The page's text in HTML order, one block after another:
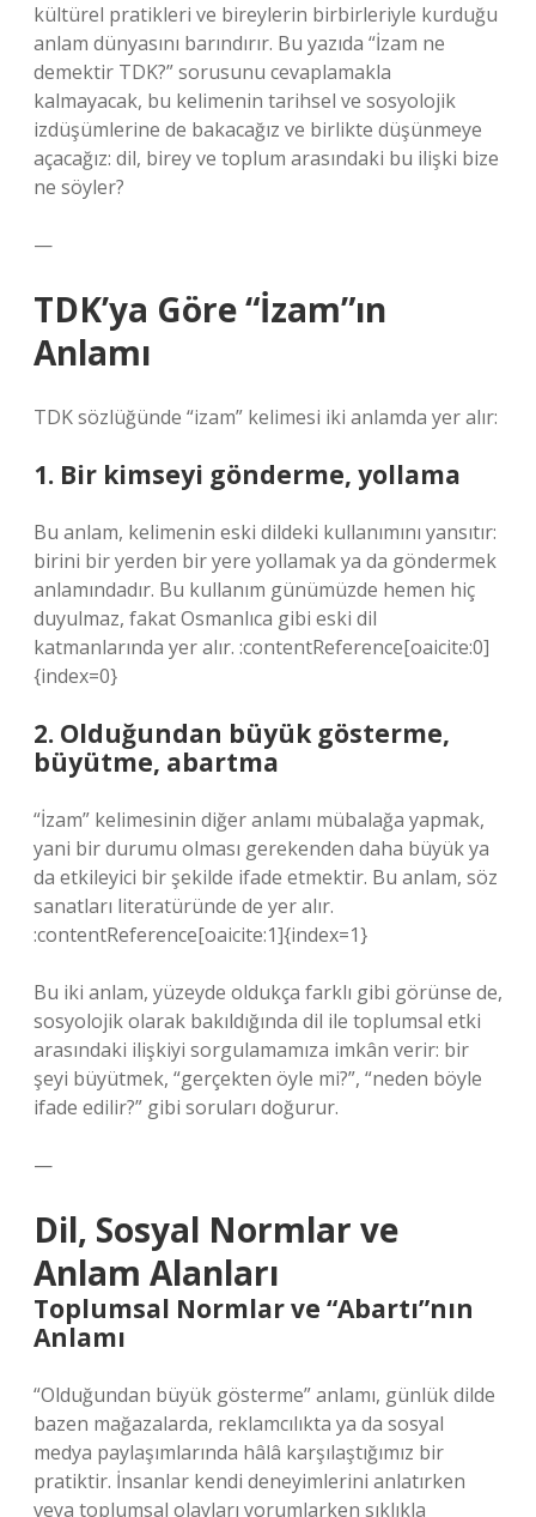
kültürel pratikleri ve bireylerin birbirleriyle kurduğu
anlam dünyasını barındırır. Bu yazıda “İzam ne
demektir TDK?” sorusunu cevaplamakla
kalmayacak, bu kelimenin tarihsel ve sosyolojik
izdüşümlerine de bakacağız ve birlikte düşünmeye
açacağız: dil, birey ve toplum arasındaki bu ilişki bize
ne söyler?
—
TDK’ya Göre “İzam”ın
Anlamı
TDK sözlüğünde “izam” kelimesi iki anlamda yer alır:
1. Bir kimseyi gönderme, yollama
Bu anlam, kelimenin eski dildeki kullanımını yansıtır:
birini bir yerden bir yere yollamak ya da göndermek
anlamındadır. Bu kullanım günümüzde hemen hiç
duyulmaz, fakat Osmanlıca gibi eski dil
katmanlarında yer alır. :contentReference[oaicite:0]
{index=0}
2. Olduğundan büyük gösterme,
büyütme, abartma
“İzam” kelimesinin diğer anlamı mübalağa yapmak,
yani bir durumu olması gerekenden daha büyük ya
da etkileyici bir şekilde ifade etmektir. Bu anlam, söz
sanatları literatüründe de yer alır.
:contentReference[oaicite:1]{index=1}
Bu iki anlam, yüzeyde oldukça farklı gibi görünse de,
sosyolojik olarak bakıldığında dil ile toplumsal etki
arasındaki ilişkiyi sorgulamamıza imkân verir: bir
şeyi büyütmek, “gerçekten öyle mi?”, “neden böyle
ifade edilir?” gibi soruları doğurur.
—
Dil, Sosyal Normlar ve
Anlam Alanları
Toplumsal Normlar ve “Abartı”nın
Anlamı
“Olduğundan büyük gösterme” anlamı, günlük dilde
bazen mağazalarda, reklamcılıkta ya da sosyal
medya paylaşımlarında hâlâ karşılaştığımız bir
pratiktir. İnsanlar kendi deneyimlerini anlatırken
veya toplumsal olayları yorumlarken sıklıkla